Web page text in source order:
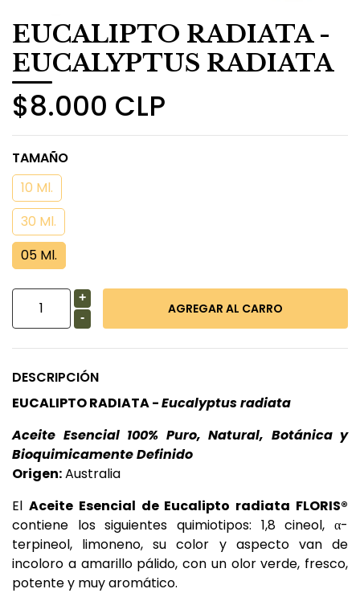
​EUCALIPTO RADIATA -
EUCALYPTUS RADIATA
$8.000 CLP
TAMAÑO
10 Ml.
30 Ml.
05 Ml.
+
-
DESCRIPCIÓN
EUCALIPTO RADIATA -Eucalyptus radiata
Aceite Esencial 100% Puro, Natural, Botánica y
Bioquimicamente Definido
Origen:Australia
El Aceite Esencial de Eucalipto radiata FLORIS®
contiene los siguientes quimiotipos: 1,8 cineol, α-
terpineol, limoneno, su color y aspecto van de
incoloro a amarillo pálido, con un olor verde, fresco,
potente y muy aromático.